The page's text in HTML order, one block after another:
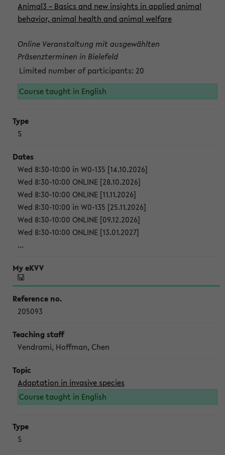
Animal3 – Basics and new insights in applied animal
behavior, animal health and animal welfare
Online Veranstaltung mit ausgewählten
Präsenzterminen in Bielefeld
Limited number of participants: 20
Course taught in English
S
Wed 8:30-10:00 in W0-135 [14.10.2026]
Wed 8:30-10:00 ONLINE [28.10.2026]
Wed 8:30-10:00 ONLINE [11.11.2026]
Wed 8:30-10:00 in W0-135 [25.11.2026]
Wed 8:30-10:00 ONLINE [09.12.2026]
Wed 8:30-10:00 ONLINE [13.01.2027]
...
205093
Vendrami, Hoffman, Chen
Adaptation in invasive species
Course taught in English
S